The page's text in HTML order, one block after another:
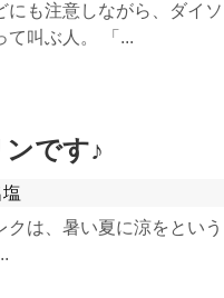
も注意しながら、ダイソ
て叫ぶ人。 「...
です♪
は、暑い夏に涼をという